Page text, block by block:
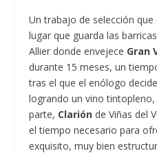
Un trabajo de selección
lugar que guarda las
Allier donde envejece Gran
durante 15 meses, un
tras el que el enólogo
logrando un vino
parte, Clarión de Viñas del
el tiempo necesario para
exquisito, muy bien